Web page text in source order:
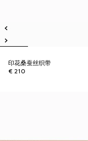
印花桑蚕丝织带
€ 210